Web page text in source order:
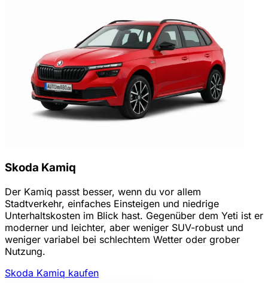
Skoda Kamiq
Der Kamiq passt besser, wenn du vor allem
Stadtverkehr, einfaches Einsteigen und niedrige
Unterhaltskosten im Blick hast. Gegenüber dem Yeti ist er
moderner und leichter, aber weniger SUV-robust und
weniger variabel bei schlechtem Wetter oder grober
Nutzung.
Skoda Kamiq kaufen